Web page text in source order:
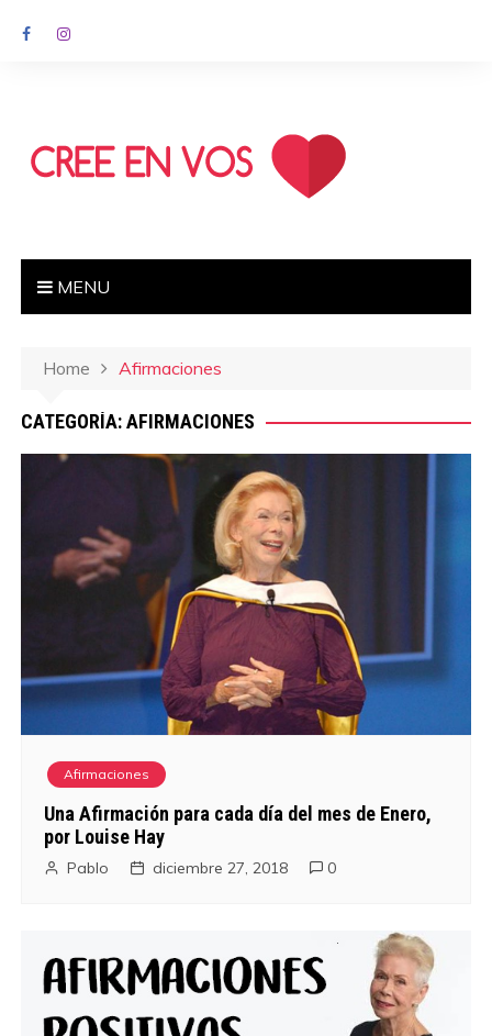
MENU
Home Afirmaciones
CATEGORÍA: AFIRMACIONES
Afirmaciones
Una Afirmación para cada día del mes de Enero,
por Louise Hay
Pablo diciembre 27, 2018 0